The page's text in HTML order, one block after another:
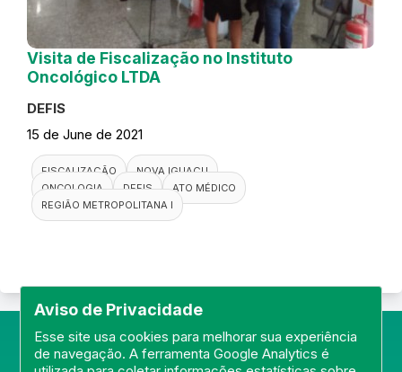
Aviso de Privacidade
Esse site usa cookies para melhorar sua experiência
de navegação. A ferramenta Google Analytics é
Visita de Fiscalização no Instituto
Oncológico LTDA
DEFIS
15 de June de 2021
FISCALIZAÇÃO
NOVA IGUAÇU
ONCOLOGIA
DEFIS
ATO MÉDICO
REGIÃO METROPOLITANA I